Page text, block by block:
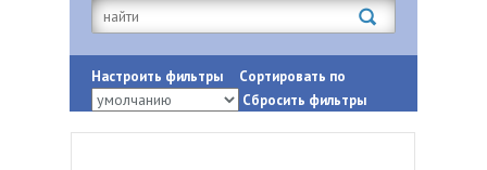
Настроить фильтры Сортировать по
Сбросить фильтры